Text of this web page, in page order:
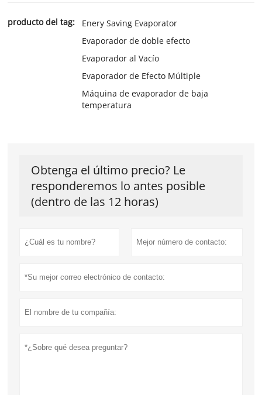
producto del tag:
Enery Saving Evaporator
Evaporador de doble efecto
Evaporador al Vacío
Evaporador de Efecto Múltiple
Máquina de evaporador de baja
temperatura
Obtenga el último precio? Le
responderemos lo antes posible
(dentro de las 12 horas)